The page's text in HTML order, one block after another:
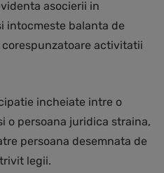
asocierii in
intocmeste balanta de
activitatii
incheiate intre o
o persoana juridica straina,
persoana desemnata de
legii.